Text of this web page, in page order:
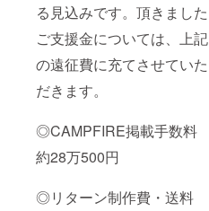
る見込みです。頂きました
ご支援金については、上記
の遠征費に充てさせていた
だきます。
◎CAMPFIRE掲載手数料
約28万500円
◎リターン制作費・送料